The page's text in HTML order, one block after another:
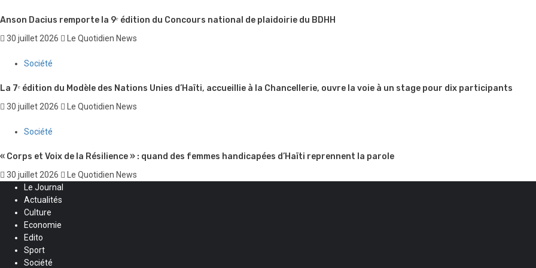
Anson Dacius remporte la 9ᵉ édition du Concours national de plaidoirie du BDHH
30 juillet 2026 Le Quotidien News
Société
La 7ᵉ édition du Modèle des Nations Unies d’Haïti, accueillie à la Chancellerie, ouvre la voie à un stage pour dix participants
30 juillet 2026 Le Quotidien News
Société
« Corps et Voix de la Résilience » : quand des femmes handicapées d’Haïti reprennent la parole
30 juillet 2026
Le Quotidien News
Le Journal
Actualités
Culture
Economie
Edito
Sport
Société